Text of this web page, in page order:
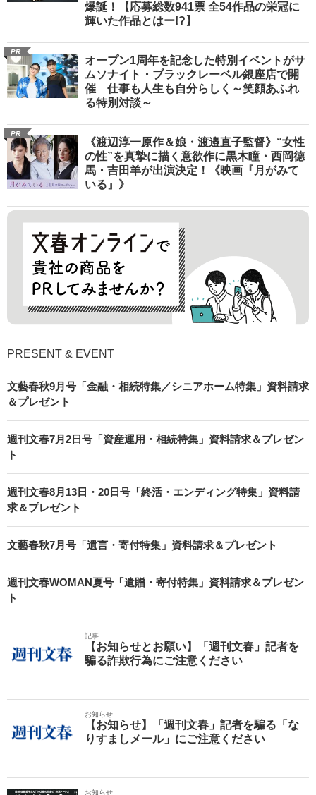
爆誕！【応募総数941票 全54作品の栄冠に
輝いた作品とはー!?】
PR
オープン1周年を記念した特別イベントがサ
ムソナイト・ブラックレーベル銀座店で開
催 仕事も人生も自分らしく～笑顔あふれ
る特別対談～
PR
《渡辺淳一原作＆娘・渡邉直子監督》“女性
の性”を真摯に描く意欲作に黒木瞳・西岡德
馬・吉田羊が出演決定！《映画『月がみて
いる』》
PRESENT & EVENT
文藝春秋9月号「金融・相続特集／シニアホーム特集」資料請求
＆プレゼント
週刊文春7月2日号「資産運用・相続特集」資料請求＆プレゼン
ト
週刊文春8月13日・20日号「終活・エンディング特集」資料請
求＆プレゼント
文藝春秋7月号「遺言・寄付特集」資料請求＆プレゼント
週刊文春WOMAN夏号「遺贈・寄付特集」資料請求＆プレゼン
ト
記事
【お知らせとお願い】「週刊文春」記者を
騙る詐欺行為にご注意ください
お知らせ
【お知らせ】「週刊文春」記者を騙る「な
りすましメール」にご注意ください
お知らせ